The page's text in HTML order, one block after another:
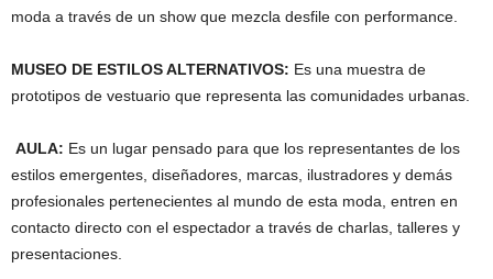
moda a través de un show que mezcla desfile con performance.
MUSEO DE ESTILOS ALTERNATIVOS: Es una muestra de
prototipos de vestuario que representa las comunidades urbanas.
AULA: Es un lugar pensado para que los representantes de los
estilos emergentes, diseñadores, marcas, ilustradores y demás
profesionales pertenecientes al mundo de esta moda, entren en
contacto directo con el espectador a través de charlas, talleres y
presentaciones.